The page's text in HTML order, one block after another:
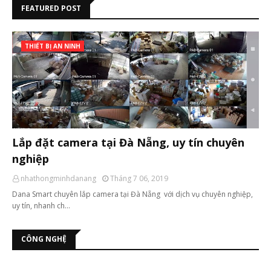
FEATURED POST
THIẾT BỊ AN NINH
Lắp đặt camera tại Đà Nẵng, uy tín chuyên
nghiệp
nhathongminhdanang
Tháng 7 06, 2019
Dana Smart chuyên lắp camera tại Đà Nẵng với dịch vụ chuyên nghiệp,
uy tín, nhanh ch…
CÔNG NGHỆ